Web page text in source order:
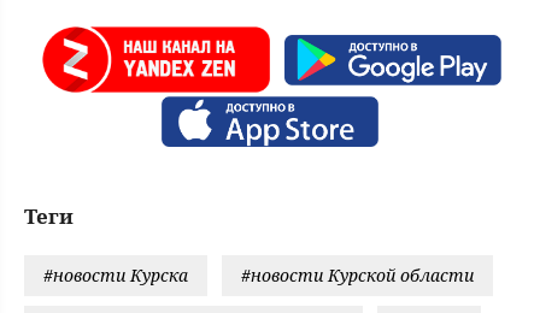
Теги
#новости Курска #новости Курской области